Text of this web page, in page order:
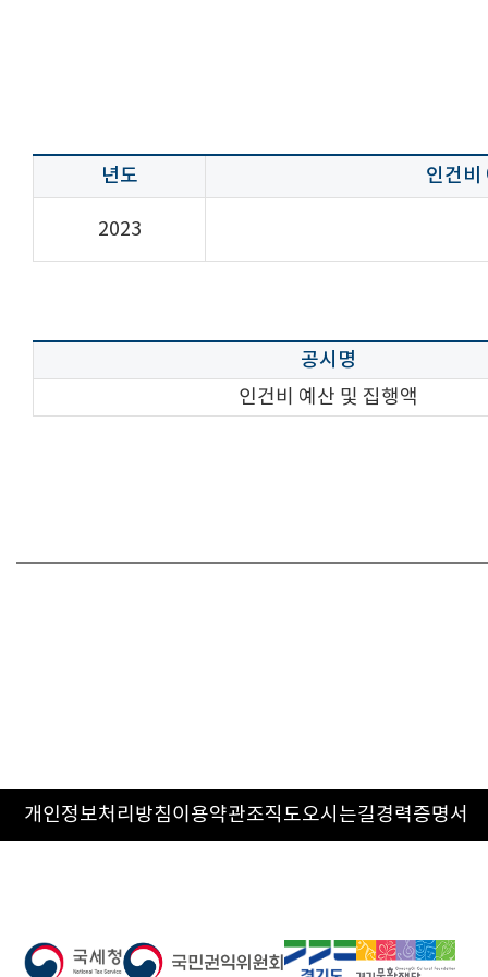
년도 인건비
2023
공시명
인건비 예산 및 집행액
개인정보처리방침이용약관조직도오시는길경력증명서